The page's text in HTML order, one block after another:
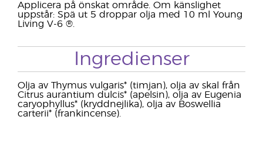
Applicera på önskat område. Om känslighet
uppstår: Spä ut 5 droppar olja med 10 ml Young
Living V-6 ®.
Ingredienser
Olja av Thymus vulgaris* (timjan), olja av skal från
Citrus aurantium dulcis* (apelsin), olja av Eugenia
caryophyllus* (kryddnejlika), olja av Boswellia
carterii* (frankincense).